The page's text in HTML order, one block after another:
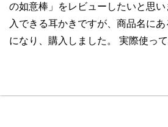
の如意棒」をレビューしたいと思
入できる耳かきですが、商品名にあ
になり、購入しました。 実際使っ